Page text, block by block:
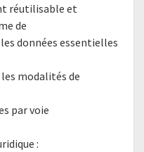
réutilisable et
de
données essentielles
modalités de
par voie
: